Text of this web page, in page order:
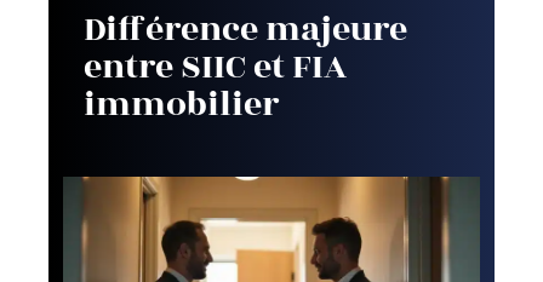
Différence majeure
entre SIIC et FIA
immobilier